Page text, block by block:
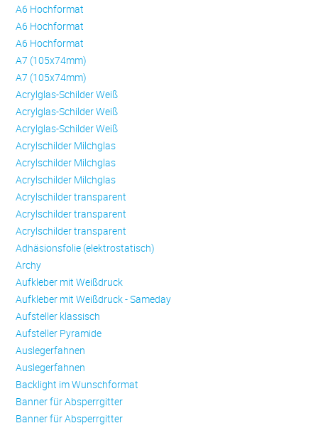
A6 Hochformat
A6 Hochformat
A6 Hochformat
A7 (105x74mm)
A7 (105x74mm)
Acrylglas-Schilder Weiß
Acrylglas-Schilder Weiß
Acrylglas-Schilder Weiß
Acrylschilder Milchglas
Acrylschilder Milchglas
Acrylschilder Milchglas
Acrylschilder transparent
Acrylschilder transparent
Acrylschilder transparent
Adhäsionsfolie (elektrostatisch)
Archy
Aufkleber mit Weißdruck
Aufkleber mit Weißdruck - Sameday
Aufsteller klassisch
Aufsteller Pyramide
Auslegerfahnen
Auslegerfahnen
Backlight im Wunschformat
Banner für Absperrgitter
Banner für Absperrgitter